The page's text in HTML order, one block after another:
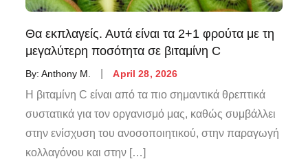
Θα εκπλαγείς. Αυτά είναι τα 2+1 φρούτα με τη
μεγαλύτερη ποσότητα σε βιταμίνη C
By:Anthony M. April 28, 2026
Η βιταμίνη C είναι από τα πιο σημαντικά θρεπτικά
συστατικά για τον οργανισμό μας, καθώς συμβάλλει
στην ενίσχυση του ανοσοποιητικού, στην παραγωγή
κολλαγόνου και στην […]